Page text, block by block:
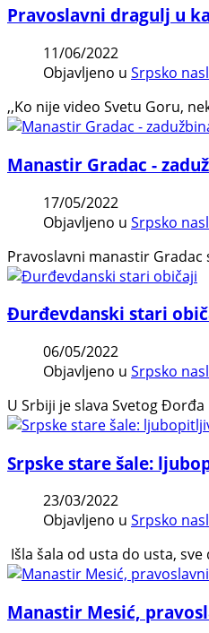
Pravoslavni dragulj u
11/06/2022
Objavljeno u Srpsko
,,Ko nije video Svetu Goru,
Manastir Gradac -
17/05/2022
Objavljeno u Srpsko
Pravoslavni manastir
Đurđevdanski stari
06/05/2022
Objavljeno u Srpsko
U Srbiji je slava Svetog
Srpske stare šale:
23/03/2022
Objavljeno u Srpsko
Išla šala od usta do usta,
Manastir Mesić,